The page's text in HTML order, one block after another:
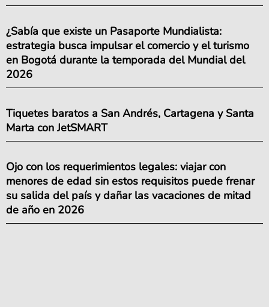
¿Sabía que existe un Pasaporte Mundialista:
estrategia busca impulsar el comercio y el turismo
en Bogotá durante la temporada del Mundial del
2026
Tiquetes baratos a San Andrés, Cartagena y Santa
Marta con JetSMART
Ojo con los requerimientos legales: viajar con
menores de edad sin estos requisitos puede frenar
su salida del país y dañar las vacaciones de mitad
de año en 2026